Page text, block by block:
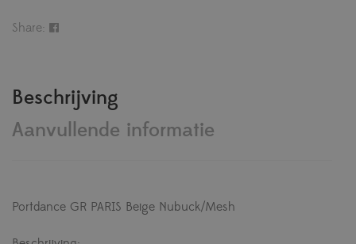
Share:
Beschrijving
Aanvullende informatie
Portdance GR PARIS Beige Nubuck/Mesh